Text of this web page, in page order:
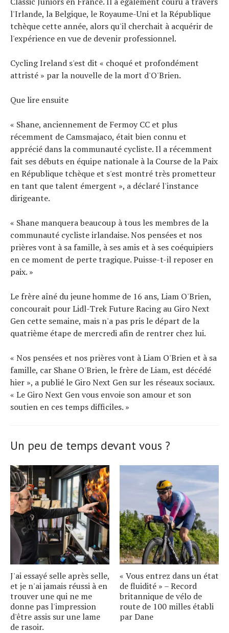
l'Irlande, la Belgique, le Royaume-Uni et la République
tchèque cette année, alors qu'il cherchait à acquérir de
l'expérience en vue de devenir professionnel.
Cycling Ireland s'est dit « choqué et profondément
attristé » par la nouvelle de la mort d'O'Brien.
Que lire ensuite
« Shane, anciennement de Fermoy CC et plus
récemment de Camsmajaco, était bien connu et
apprécié dans la communauté cycliste. Il a récemment
fait ses débuts en équipe nationale à la Course de la Paix
en République tchèque et s'est montré très prometteur
en tant que talent émergent », a déclaré l'instance
dirigeante.
« Shane manquera beaucoup à tous les membres de la
communauté cycliste irlandaise. Nos pensées et nos
prières vont à sa famille, à ses amis et à ses coéquipiers
en ce moment de perte tragique. Puisse-t-il reposer en
paix. »
Le frère aîné du jeune homme de 16 ans, Liam O'Brien,
concourait pour Lidl-Trek Future Racing au Giro Next
Gen cette semaine, mais n'a pas pris le départ de la
quatrième étape de mercredi afin de rentrer chez lui.
« Nos pensées et nos prières vont à Liam O'Brien et à sa
famille, car Shane O'Brien, le frère de Liam, est décédé
hier », a publié le Giro Next Gen sur les réseaux sociaux.
« Le Giro Next Gen vous envoie son amour et son
soutien en ces temps difficiles. »
Un peu de temps devant vous ?
J'ai essayé selle après selle,
et je n'ai jamais réussi à en
trouver une qui ne me
donne pas l'impression
d'être assis sur une lame
de rasoir.
« Vous entrez dans un état
de fluidité » – Record
britannique de vélo de
route de 100 milles établi
par Dane